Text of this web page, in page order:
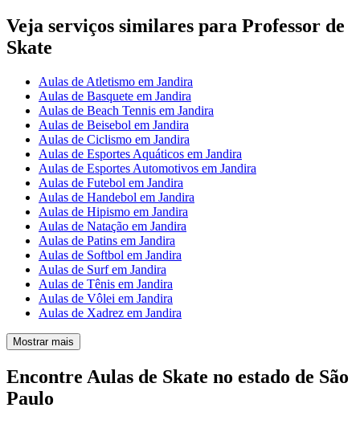
Veja serviços similares para Professor de
Skate
Aulas de Atletismo em Jandira
Aulas de Basquete em Jandira
Aulas de Beach Tennis em Jandira
Aulas de Beisebol em Jandira
Aulas de Ciclismo em Jandira
Aulas de Esportes Aquáticos em Jandira
Aulas de Esportes Automotivos em Jandira
Aulas de Futebol em Jandira
Aulas de Handebol em Jandira
Aulas de Hipismo em Jandira
Aulas de Natação em Jandira
Aulas de Patins em Jandira
Aulas de Softbol em Jandira
Aulas de Surf em Jandira
Aulas de Tênis em Jandira
Aulas de Vôlei em Jandira
Aulas de Xadrez em Jandira
Mostrar mais
Encontre Aulas de Skate no estado de São
Paulo